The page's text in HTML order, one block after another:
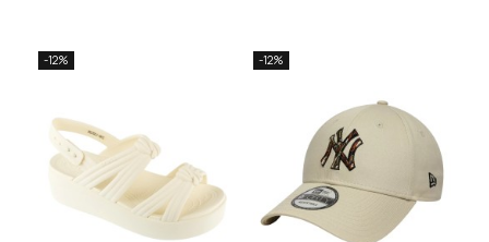
-12% -12%